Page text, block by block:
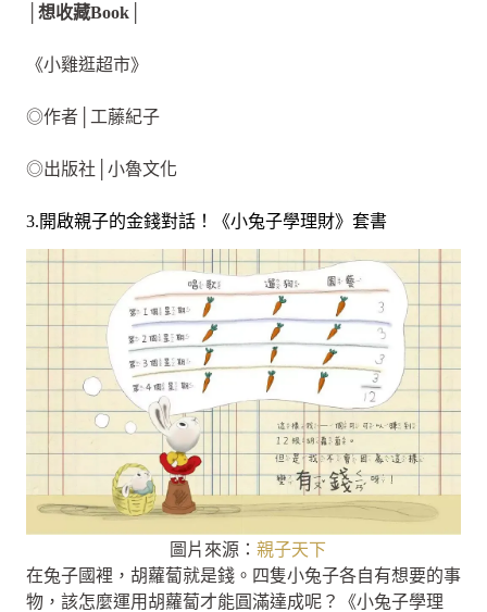
│想收藏Book│
《小雞逛超市》
◎作者│工藤紀子
◎出版社│小魯文化
3.開啟親子的金錢對話！《小兔子學理財》套書
圖片來源： 親子天下
在兔子國裡，胡蘿蔔就是錢。四隻小兔子各自有想要的事
物，該怎麼運用胡蘿蔔才能圓滿達成呢？《小兔子學理